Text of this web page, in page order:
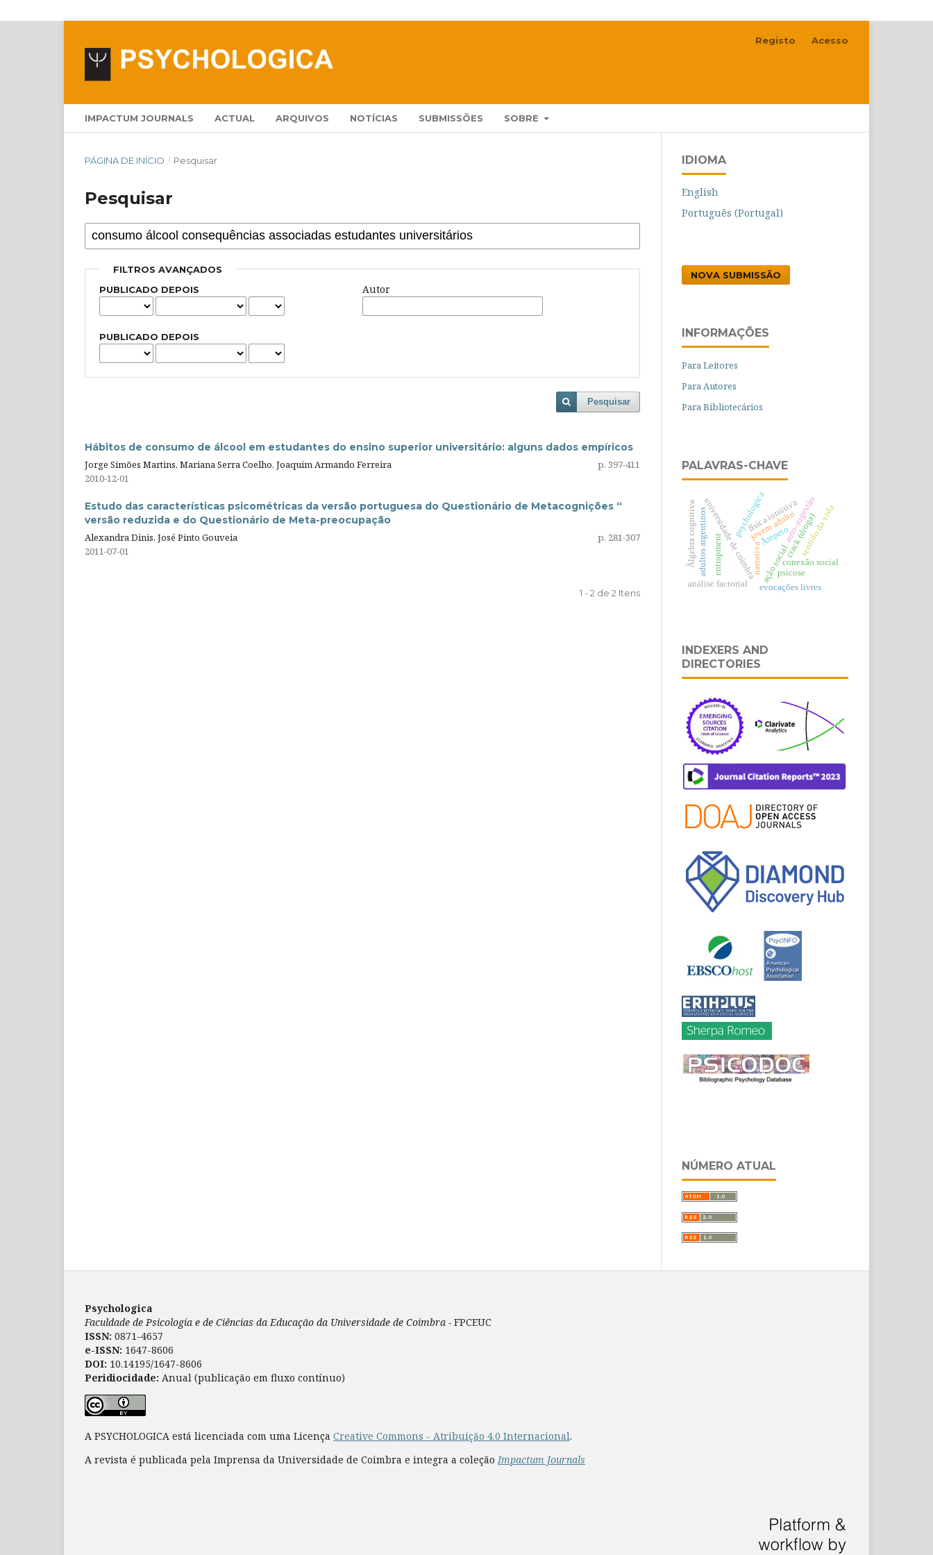
IMPACTUM JOURNALS ACTUAL ARQUIVOS NOTÍCIAS SUBMISSÕES SOBRE
Registo Acesso
PÁGINA DE INÍCIO / Pesquisar
Pesquisar
FILTROS AVANÇADOS
PUBLICADO DEPOIS
PUBLICADO DEPOIS
Autor
Pesquisar
Hábitos de consumo de álcool em estudantes do ensino superior universitário: alguns dados empíricos
Jorge Simões Martins, Mariana Serra Coelho, Joaquim Armando Ferreira
p. 397-411
2010-12-01
Estudo das características psicométricas da versão portuguesa do Questionário de Metacognições “
versão reduzida e do Questionário de Meta-preocupação
Alexandra Dinis, José Pinto Gouveia
p. 281-307
2011-07-01
1 - 2 de 2 Itens
IDIOMA
English
Português (Portugal)
NOVA SUBMISSÃO
INFORMAÇÕES
Para Leitores
Para Autores
Para Bibliotecários
PALAVRAS-CHAVE
auto-sugestão
ação social
universidade de coimbra
psychologica
análise factorial
narrativa
entrapment
evocações livres
jovem adultocrack (droga)
conexão social
adultos argentinos psicose
sentido da vida
física intuitiva
Ãmpeto
Ãlgebra cognitiva
INDEXERS AND
DIRECTORIES
NÚMERO ATUAL
Psychologica
Faculdade de Psicologia e de Ciências da Educação da Universidade de Coimbra - FPCEUC
ISSN: 0871-4657
e-ISSN: 1647-8606
DOI: 10.14195/1647-8606
Peridiocidade: Anual (publicação em fluxo contínuo)
A PSYCHOLOGICA está licenciada com uma Licença Creative Commons - Atribuição 4.0 Internacional.
A revista é publicada pela Imprensa da Universidade de Coimbra e integra a coleçãoImpactum Journals